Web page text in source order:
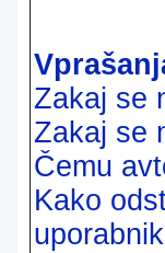
Zakaj se
Zakaj se
Čemu
Kako